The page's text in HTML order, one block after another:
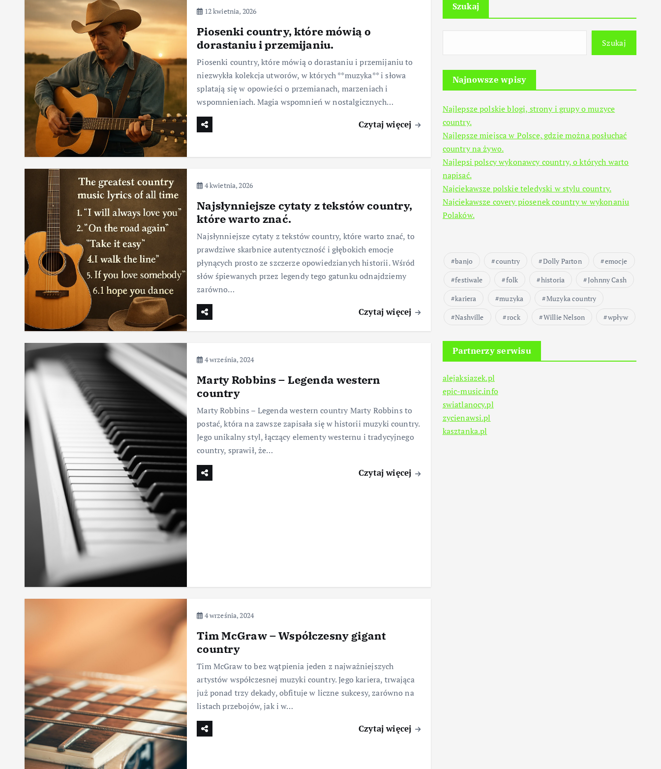
12 kwietnia, 2026
Piosenki country, które mówią o
dorastaniu i przemijaniu.
Piosenki country, które mówią o dorastaniu i przemijaniu to
niezwykła kolekcja utworów, w których **muzyka** i słowa
splatają się w opowieści o przemianach, marzeniach i
wspomnieniach. Magia wspomnień w nostalgicznych…
Czytaj więcej
4 kwietnia, 2026
Najsłynniejsze cytaty z tekstów country,
które warto znać.
Najsłynniejsze cytaty z tekstów country, które warto znać, to
prawdziwe skarbnice autentyczność i głębokich emocje
płynących prosto ze szczerze opowiedzianych historii. Wśród
słów śpiewanych przez legendy tego gatunku odnajdziemy
zarówno…
Czytaj więcej
4 września, 2024
Marty Robbins – Legenda western
country
Marty Robbins – Legenda western country Marty Robbins to
postać, która na zawsze zapisała się w historii muzyki country.
Jego unikalny styl, łączący elementy westernu i tradycyjnego
country, sprawił, że…
Czytaj więcej
4 września, 2024
Tim McGraw – Współczesny gigant
country
Tim McGraw to bez wątpienia jeden z najważniejszych
artystów współczesnej muzyki country. Jego kariera, trwająca
już ponad trzy dekady, obfituje w liczne sukcesy, zarówno na
listach przebojów, jak i w…
Czytaj więcej
Szukaj
Szukaj
Najnowsze wpisy
Najlepsze polskie blogi, strony i grupy o muzyce
country.
Najlepsze miejsca w Polsce, gdzie można posłuchać
country na żywo.
Najlepsi polscy wykonawcy country, o których warto
napisać.
Najciekawsze polskie teledyski w stylu country.
Najciekawsze covery piosenek country w wykonaniu
Polaków.
banjo country Dolly Parton
emocje
festiwale
folk historia
Johnny Cash
kariera
muzyka
Muzyka country
Nashville
rock Willie Nelson wpływ
Partnerzy serwisu
alejaksiazek.pl
epic-music.info
swiatlanocy.pl
zycienawsi.pl
kasztanka.pl